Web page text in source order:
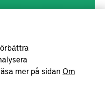
mer på sidan Om
för svensk forskning
med syftet att göra
industrin, samt att stärka
och näringsliv.